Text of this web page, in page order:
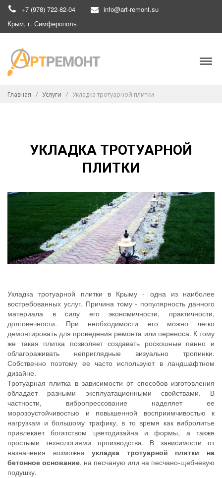
+7 (978) 722-82-04
info@art-remont.su
Крым, г. Симферополь
Главная / Услуги / Укладка тротуарной плитки
УКЛАДКА ТРОТУАРНОЙ
ПЛИТКИ
Укладка тротуарной плитки в Крыму - одна из наиболее
востребованных услуг. Причина тому - популярность данного
материала в силу его экономичности, практичности,
долговечности. При необходимости его можно легко
демонтировать для проведения ремонта или переноса. К тому
же такая плитка позволяет создавать роскошные панно и
облагораживать неприглядные визуально тропинки.
Собственно поэтому ее часто используют в ландшафтном
дизайне.
Тротуарная плитка в зависимости от способов изготовления
обладает разными эксплуатационными свойствами. В
частности, вибропрессование наделяет ее
морозоустойчивостью и повышенной восприимчивостью к
нагрузкам и большому трафику, в то время как вибролитье
привлекает богатством цветодизайна и формы, а также
простыми технологиями производства. В зависимости от
назначения возможнаукладка тротуарной плитки на
бетонное основание, на песчаную или на песчано-щебневую
подушку.